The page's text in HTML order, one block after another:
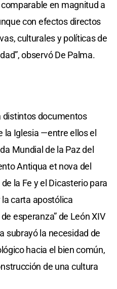
en magnitud a
con efectos directos
culturales y políticas de
observó De Palma.
distintos documentos
la Iglesia —entre ellos el
Mundial de la Paz del
Antiqua et nova del
la Fe y el Dicasterio para
la carta apostólica
esperanza” de León XIV
subrayó la necesidad de
hacia el bien común,
de una cultura